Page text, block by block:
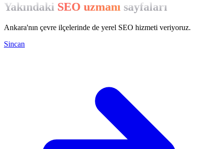
Yakındaki SEO uzmanı sayfaları
Ankara'nın çevre ilçelerinde de yerel SEO hizmeti veriyoruz.
Sincan